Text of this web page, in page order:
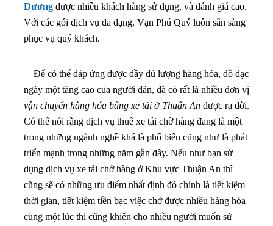
Dương được nhiều khách hàng sử dụng, và đánh giá cao.
Với các gói dịch vụ đa dạng, Vạn Phú Quý luôn sẵn sàng
phục vụ quý khách.
Để có thể đáp ứng được đầy đủ lượng hàng hóa, đồ đạc
ngày một tăng cao của người dân, đã có rất là nhiều đơn vị
vận chuyển hàng hóa bằng xe tải ở Thuận An được ra đời.
Có thể nói rằng dịch vụ thuê xe tải chờ hàng đang là một
trong những ngành nghề khá là phổ biến cũng như là phát
triển mạnh trong những năm gần đây. Nếu như bạn sử
dụng dịch vụ xe tải chở hàng ở Khu vực Thuận An thì
cũng sẽ có những ưu điểm nhất định đó chính là tiết kiệm
thời gian, tiết kiệm tiền bạc việc chở được nhiều hàng hóa
cùng một lúc thì cũng khiến cho nhiều người muốn sử